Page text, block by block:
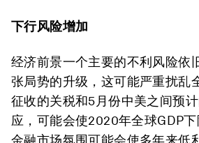
下行风险增加
经济前景一个主要的不利风险依
张局势的升级，这可能严重扰乱
征收的关税和5月份中美之间预
应，可能会使2020年全球GDP下
金融市场氛围可能会使多年来低